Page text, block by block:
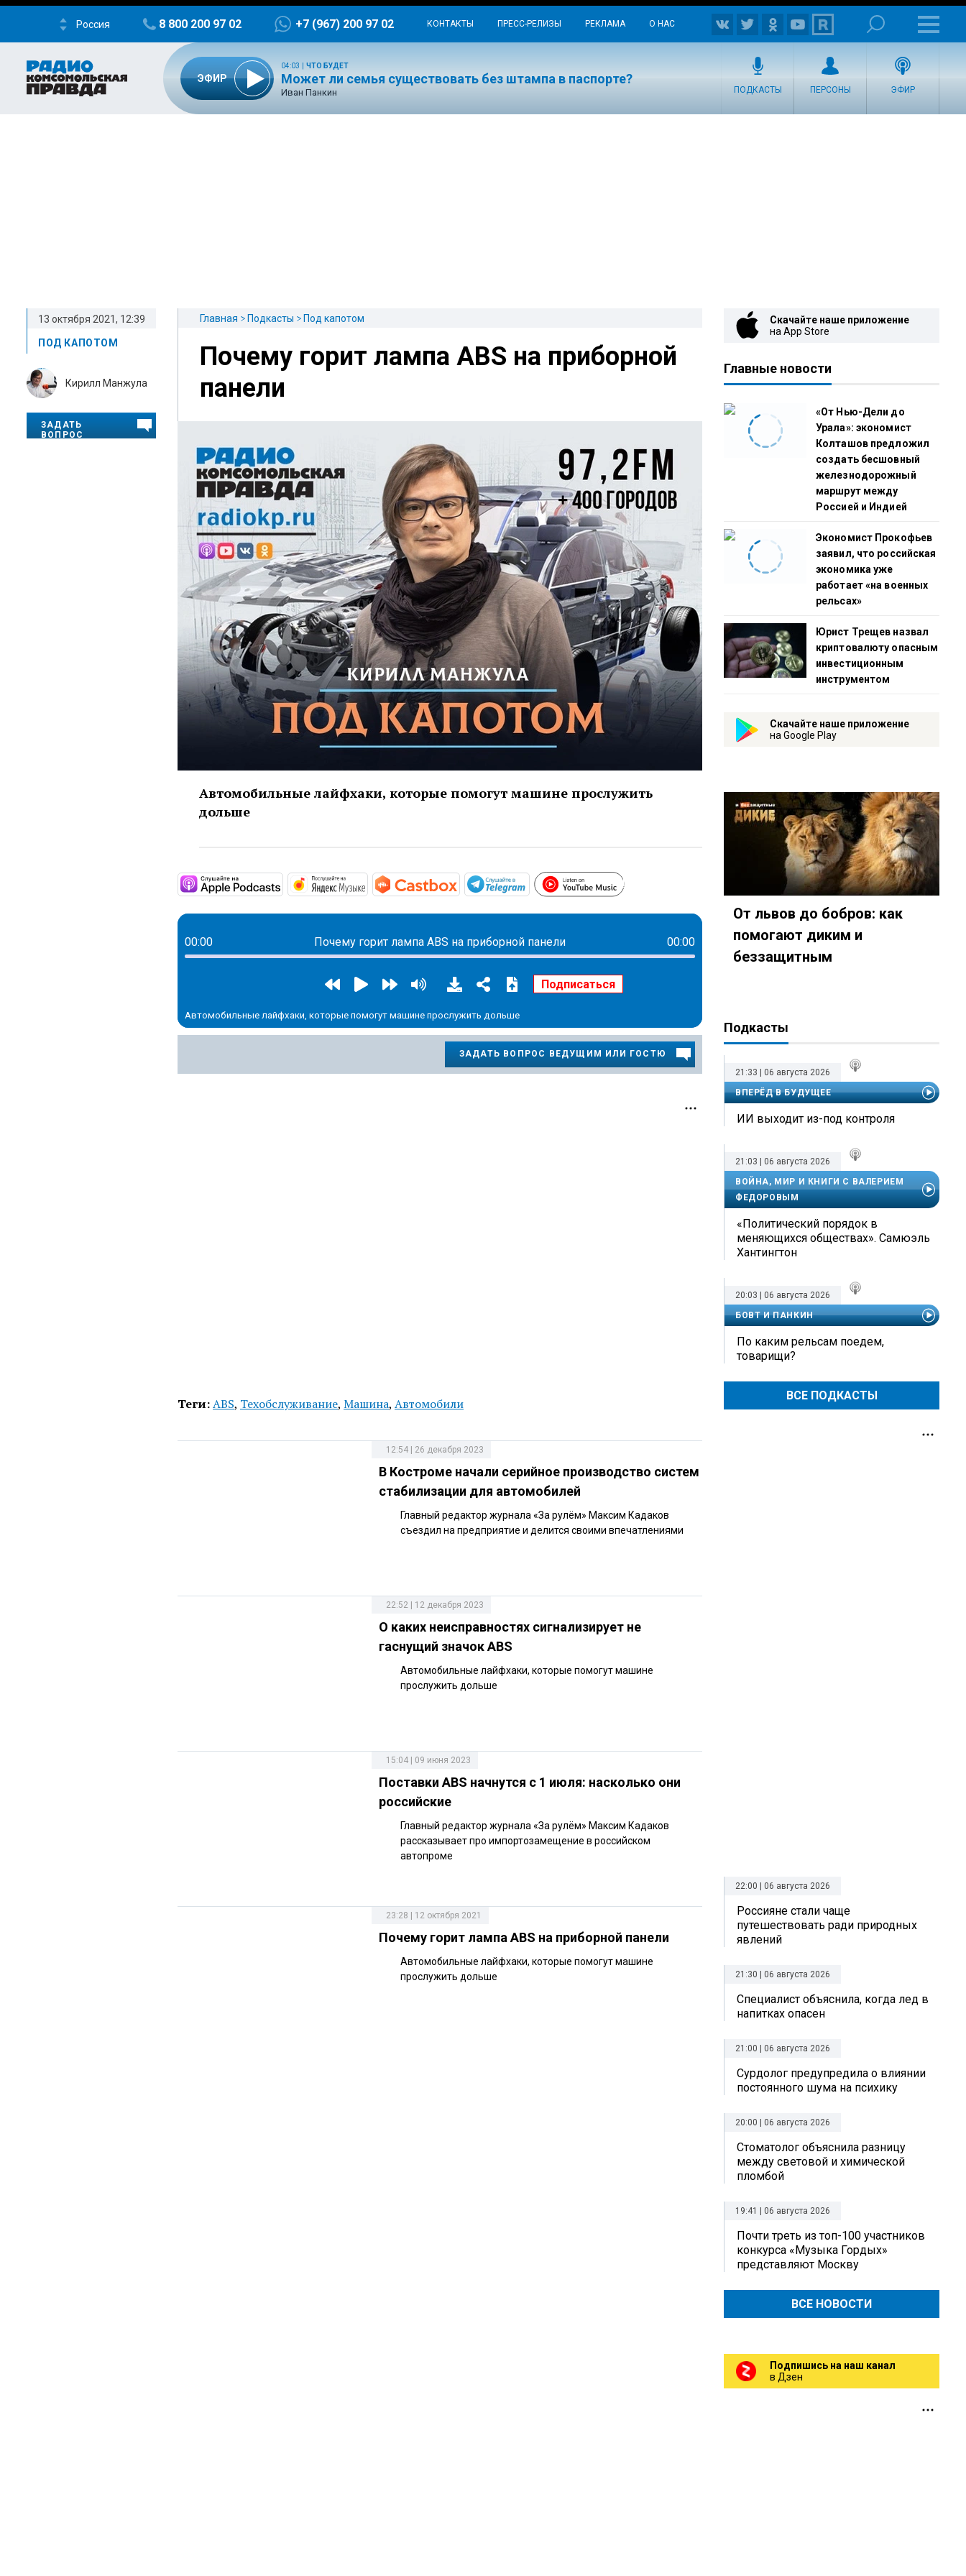
Россия 8 800 200 97 02 +7 (967) 200 97 02 КОНТАКТЫ ПРЕСС-РЕЛИЗЫ РЕКЛАМА О НАС
ЭФИР
04:03 ЧТО БУДЕТ
Может ли семья существовать без штампа в паспорте?
Иван Панкин ПОДКАСТЫ ПЕРСОНЫ ЭФИР
Главная Подкасты Под капотом
Почему горит лампа ABS на приборной
панели
Автомобильные лайфхаки, которые помогут машине прослужить
дольше
https://podcasts.apple.com/ru/podcast/под-капотом/id1508027881
https://music.yandex.ru/album/10441045
https://castbox.fm/channel/Под-капотом-id3274376?country=ru
https://t.me/mavestreambot/app?startapp=rkp-pod-kapotom
https://www.youtube.com/playlist?list=PL9be-_-
00:00 Почему горит лампа ABS на приборной панели 00:00
Автомобильные лайфхаки, которые помогут машине прослужить дольше
ЗАДАТЬ ВОПРОС ВЕДУЩИМ ИЛИ ГОСТЮ
13 октября 2021, 12:39
ПОД КАПОТОМ
Кирилл Манжула
ЗАДАТЬ
ВОПРОС
Теги:ABS, Техобслуживание, Машина, Автомобили
12:54 | 26 декабря 2023
В Костроме начали серийное производство систем
стабилизации для автомобилей
Главный редактор журнала «За рулём» Максим Кадаков
съездил на предприятие и делится своими впечатлениями
22:52 | 12 декабря 2023
О каких неисправностях сигнализирует не
гаснущий значок ABS
Автомобильные лайфхаки, которые помогут машине
прослужить дольше
15:04 | 09 июня 2023
Поставки ABS начнутся с 1 июля: насколько они
российские
Главный редактор журнала «За рулём» Максим Кадаков
рассказывает про импортозамещение в российском
автопроме
23:28 | 12 октября 2021
Почему горит лампа ABS на приборной панели
Автомобильные лайфхаки, которые помогут машине
прослужить дольше
Скачайте наше приложение
на App Store
Главные новости
«От Нью-Дели до
Урала»: экономист
Колташов предложил
создать бесшовный
железнодорожный
маршрут между
Россией и Индией
Экономист Прокофьев
заявил, что российская
экономика уже
работает «на военных
рельсах»
Юрист Трещев назвал
криптовалюту опасным
инвестиционным
инструментом
Скачайте наше приложение
на Google Play
От львов до бобров: как
помогают диким и
беззащитным
Подкасты
21:33 | 06 августа 2026
ВПЕРЁД В БУДУЩЕЕ
ИИ выходит из-под контроля
21:03 | 06 августа 2026
ВОЙНА, МИР И КНИГИ С ВАЛЕРИЕМ
ФЕДОРОВЫМ
«Политический порядок в
меняющихся обществах». Самюэль
Хантингтон
20:03 | 06 августа 2026
БОВТ И ПАНКИН
По каким рельсам поедем,
товарищи?
ВСЕ ПОДКАСТЫ
22:00 | 06 августа 2026
Россияне стали чаще
путешествовать ради природных
явлений
21:30 | 06 августа 2026
Специалист объяснила, когда лед в
напитках опасен
21:00 | 06 августа 2026
Сурдолог предупредила о влиянии
постоянного шума на психику
20:00 | 06 августа 2026
Стоматолог объяснила разницу
между световой и химической
пломбой
19:41 | 06 августа 2026
Почти треть из топ-100 участников
конкурса «Музыка Гордых»
представляют Москву
ВСЕ НОВОСТИ
Подпишись на наш канал
в Дзен